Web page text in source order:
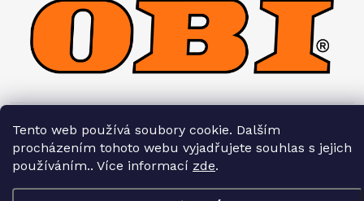
Tento web používá soubory cookie. Dalším
procházením tohoto webu vyjadřujete souhlas s jejich
používáním.. Více informací zde.
Vytvořil Shoptet
Copyright 2026 Interiéry HOPA . Všechna práva vyhrazena.